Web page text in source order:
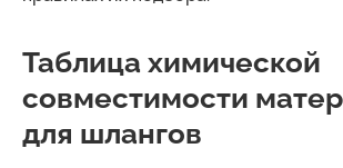
Таблица химической
совместимости
для шлангов